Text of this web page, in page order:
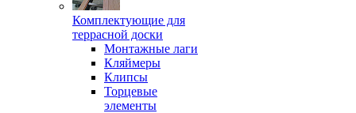
Комплектующие для
террасной доски
Монтажные лаги
Кляймеры
Клипсы
Торцевые
элементы